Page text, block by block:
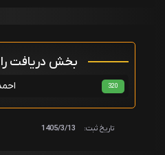
بخش دریافت
320
تاریخ ثبت: 1405/3/13